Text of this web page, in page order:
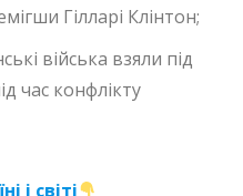
Гілларі Клінтон;
війська взяли під
час конфлікту
і світі